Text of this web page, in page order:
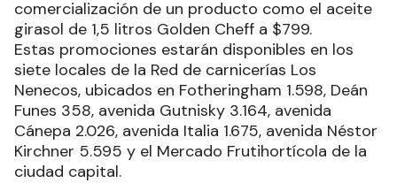
comercialización de un producto como el aceite
girasol de 1,5 litros Golden Cheff a $799.
Estas promociones estarán disponibles en los
siete locales de la Red de carnicerías Los
Nenecos, ubicados en Fotheringham 1.598, Deán
Funes 358, avenida Gutnisky 3.164, avenida
Cánepa 2.026, avenida Italia 1.675, avenida Néstor
Kirchner 5.595 y el Mercado Frutihortícola de la
ciudad capital.